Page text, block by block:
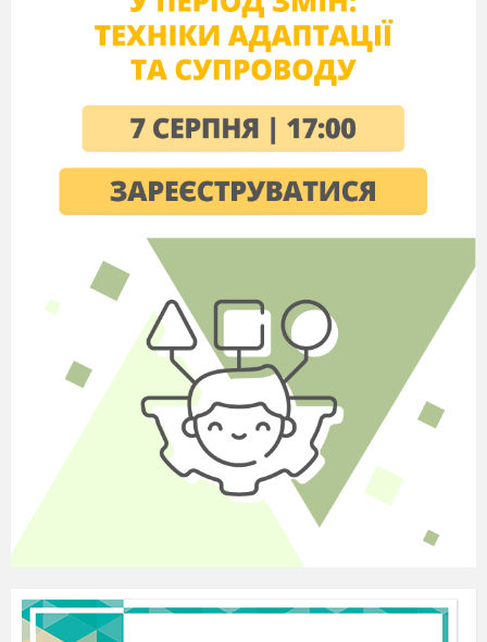
заводи, фабрики, дитячі садки, школи, житла, стадіони.
Це робиться для того, щоб краще жилося нашим
українським людям. Всі багатства, які є в нашому
розпорядженні, добуті і створені робочими руками.
Сьогодні ми поговоримо про те, як треба ставитися до
речей, якими ви користуєтеся.
Уважно огляньте кімнату і скажіть, що ви бачите в
класі. (Діти називають шафу, дошку, стіл і т.д.). Всі ці
речі називаються шкільним майном.
А тепер поміркуймо, як же слід ставитися до
шкільного майна. (Не ламати, не псувати, не бруднити і
т.д.). А якщо і буває таке, що учень знищив шкільне
майно, як ви думаєте, його слід покарати, чи просто не
звертати на це уваги? (Відповіді учнів). Звичайно; діти,
знищити шкільне майно – це злочин, за нього потрібно
покарати учня. Якщо учень і не поламав, а тільки щось
написав, видряпав це теж погано - це перший крок до
злочину. А чи знаєте ви, що таке злочин? (Відповіді
учнів).
Злочин – це погані, шкідливі поступки хлопчиків,
дівчаток і дорослих людей, які шкодять окремим людям і
державі. За кожен злочин право порушник несе
покарання.
Тому сьогодні ми і поговоримо про збереження
шкільного майна. Цими шкільними партами і взагалі
шкільними речами користується не одне покоління
учнів. Нині вивчитесь у 1 кл., а наступного року в цю
кімнату прийдуть інші школярі, які теж захочуть сидіти
´явилися стіл учителя, парта, дошка та інші речі?
Відомий письменник С.Я.Маршак так розповідає про